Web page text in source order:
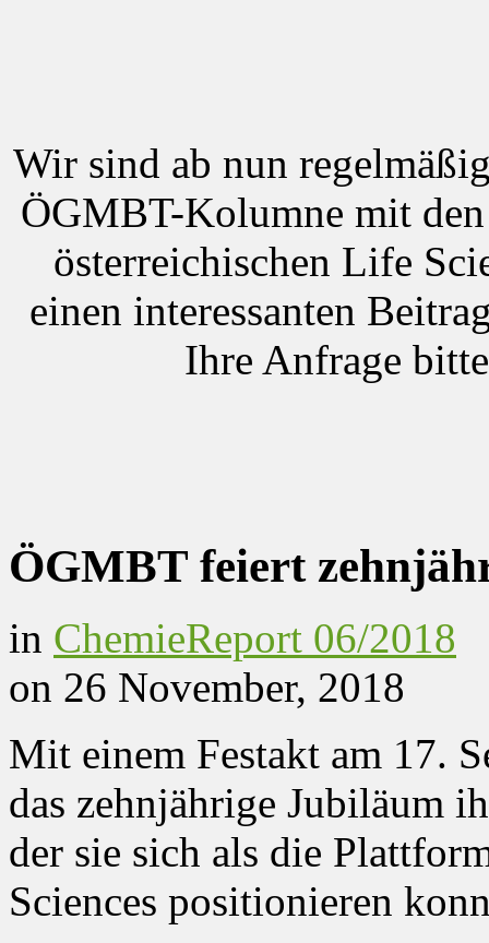
Wir sind ab nun
ÖGMBT-Kolumne mit
österreichischen Life
einen interessanten
Ihre Anfrage
ÖGMBT feiert
in ChemieReport 06/2018
on 26 November, 2018
Mit einem Festakt am 17.
das zehnjährige Jubiläum
der sie sich als die
Sciences positionieren